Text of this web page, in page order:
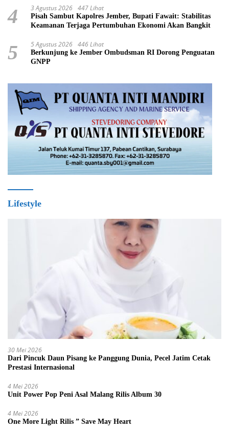
4 3 Agustus 2026 447 Lihat
Pisah Sambut Kapolres Jember, Bupati Fawait: Stabilitas
Keamanan Terjaga Pertumbuhan Ekonomi Akan Bangkit
5 5 Agustus 2026 446 Lihat
Berkunjung ke Jember Ombudsman RI Dorong Penguatan
GNPP
Lifestyle
30 Mei 2026
Dari Pincuk Daun Pisang ke Panggung Dunia, Pecel Jatim Cetak
Prestasi Internasional
4 Mei 2026
Unit Power Pop Peni Asal Malang Rilis Album 30
4 Mei 2026
One More Light Rilis ” Save May Heart